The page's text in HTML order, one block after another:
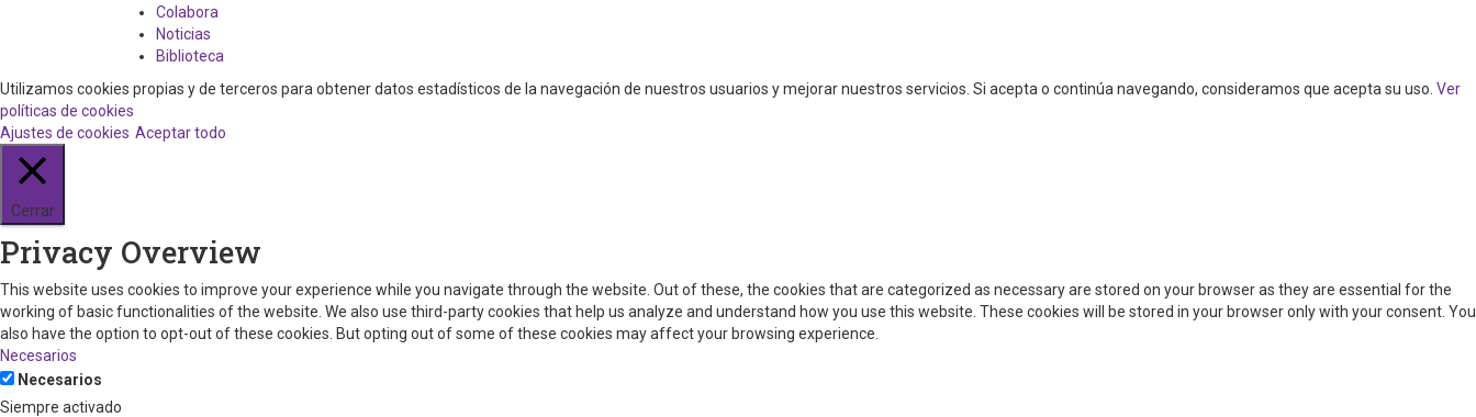
Colabora
Noticias
Biblioteca
Utilizamos cookies propias y de terceros para obtener datos estadísticos de la navegación de nuestros usuarios y mejorar nuestros servicios. Si acepta o continúa navegando, consideramos que acepta su uso. Ver
políticas de cookies
Ajustes de cookies Aceptar todo
Cerrar
Privacy Overview
This website uses cookies to improve your experience while you navigate through the website. Out of these, the cookies that are categorized as necessary are stored on your browser as they are essential for the
working of basic functionalities of the website. We also use third-party cookies that help us analyze and understand how you use this website. These cookies will be stored in your browser only with your consent. You
also have the option to opt-out of these cookies. But opting out of some of these cookies may affect your browsing experience.
Necesarios
Necesarios
Siempre activado